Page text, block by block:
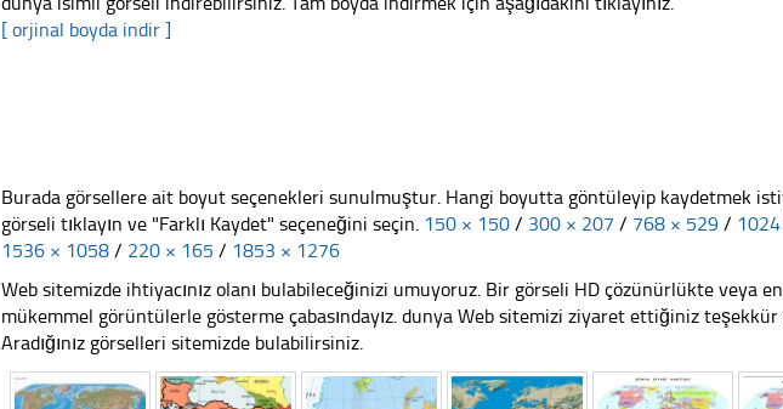
[ orjinal boyda indir ]
Burada görsellere ait boyut seçenekleri sunulmuştur. Hangi boyutta göntüleyip kaydetmek
görseli tıklayın ve "Farklı Kaydet" seçeneğini seçin. 150 × 150 / 300 × 207 / 768 × 529 /
1536 × 1058 / 220 × 165 / 1853 × 1276
Web sitemizde ihtiyacınız olanı bulabileceğinizi umuyoruz. Bir görseli HD çözünürlükte veya en
mükemmel görüntülerle gösterme çabasındayız. dunya Web sitemizi ziyaret ettiğiniz teşekkür
Aradığınız görselleri sitemizde bulabilirsiniz.